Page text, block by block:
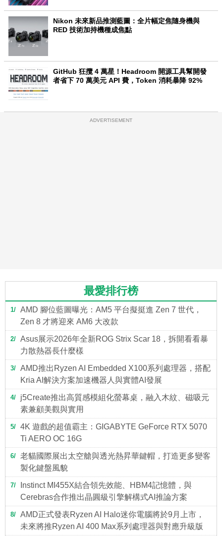
Nikon 未來新品推測藍圖：全片幅定焦隨身機與
RED 技術加持機種成焦點
GitHub 狂攬 4 萬星！Headroom 開源工具幫開發
者省下 70 萬美元 API 費，Token 消耗暴降 92%
ADVERTISEMENT
最愛排行榜
1
AMD 腳位藍圖曝光：AM5 平台擬挺進 Zen 7 世代，
Zen 8 才將迎來 AM6 大改款
2
Asus展示2026年全新ROG Strix Scar 18，拆開看看暴
力散熱器長什麼樣
3
AMD推出Ryzen AI Embedded X100系列處理器，搭配
Kria AI解決方案加速機器人與實體AI發展
4
j5Create推出高質感模組化螢幕桌，融入木紋、磁吸元
素兼顧美觀與實用
5
4K 遊戲的超值霸主：GIGABYTE GeForce RTX 5070
Ti AERO OC 16G
6
老貓國際展出太空艙與透光熱昇華鍵帽，打造更多變客
製化鍵盤風貌
7
Instinct MI455X結合領先效能、HBM4記憶體，與
Cerebras合作推出晶圓級引擎解構式AI推論方案
8
AMD正式發表Ryzen AI Halo迷你電腦將於9月上市，
未來將推Ryzen AI 400 Max系列處理器與對應升級版